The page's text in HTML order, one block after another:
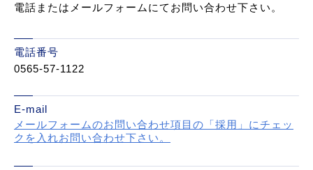
電話またはメールフォームにてお問い合わせ下さい。
電話番号
0565-57-1122
E-mail
メールフォームのお問い合わせ項目の「採用」にチェッ
クを入れお問い合わせ下さい。